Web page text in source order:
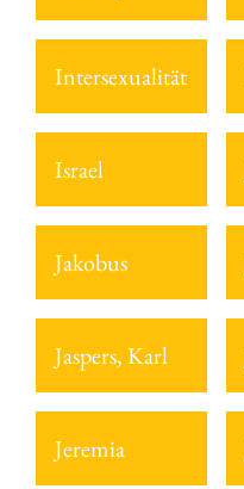
Intersexualität
Israel
Jakobus
Jaspers, Karl
Jeremia